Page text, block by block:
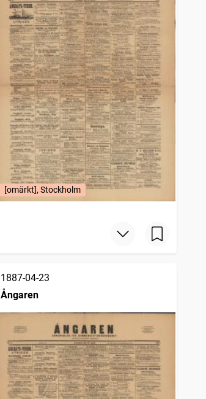
[omärkt], Stockholm
1887-04-23
Ångaren